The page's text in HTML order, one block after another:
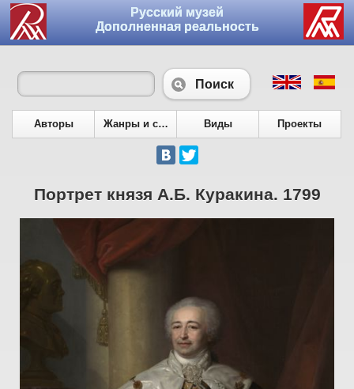
Русский музей
Дополненная реальность
Поиск
Авторы Жанры и сюжеты Виды Проекты
Портрет князя А.Б. Куракина. 1799